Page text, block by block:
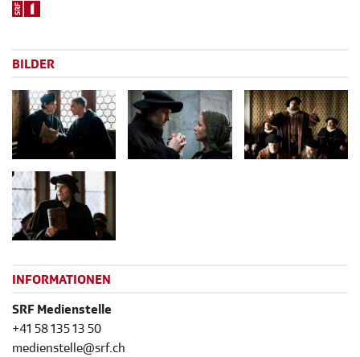
BILDER
INFORMATIONEN
SRF Medienstelle
+41 58 135 13 50
medienstelle@srf.ch